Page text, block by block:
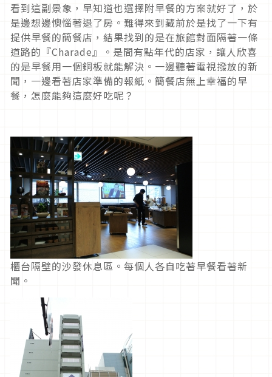
看到這副景象，早知道也選擇附早餐的方案就好了，於
是邊想邊懊惱著退了房。難得來到藏前於是找了一下有
提供早餐的簡餐店，結果找到的是在旅館對面隔著一條
道路的『Charade』。是間有點年代的店家，讓人欣喜
的是早餐用一個銅板就能解決。一邊聽著電視撥放的新
聞，一邊看著店家準備的報紙。簡餐店無上幸福的早
餐，怎麼能夠這麼好吃呢？
櫃台隔壁的沙發休息區。每個人各自吃著早餐看著新
聞。